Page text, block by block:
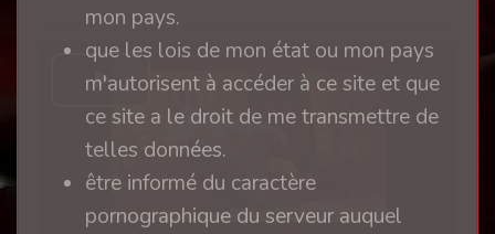
P
l
a
mon pays.
que les lois de mon état ou mon pays
m'autorisent à accéder à ce site et que
ce site a le droit de me transmettre de
telles données.
être informé du caractère
pornographique du serveur auquel